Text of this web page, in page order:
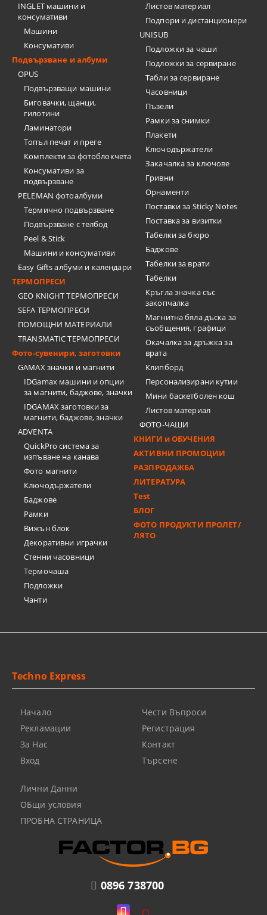
INGLET машини и
консумативи
Машини
Консумативи
Подвързване и албуми
OPUS
Подвързващи машини
Биговачки, щанци,
гилотини
Ламинатори
Топъл печат и преге
Комплекти за фотоблокчета
Консумативи за
подвързване
PELEMAN фотоалбуми
Термично подвързване
Подвързване с телбод
Peel & Stick
Машини и консумативи
Easy Gifts албуми и календари
ТЕРМОПРЕСИ
GEO KNIGHT ТЕРМОПРЕСИ
SEFA ТЕРМОПРЕСИ
ПОМОЩНИ МАТЕРИАЛИ
TRANSMATIC ТЕРМОПРЕСИ
Фото-сувенири, заготовки
GAMAX значки и магнити
IDGamax машини и опции
за магнити, баджове, значки
IDGAMAX заготовки за
магнити, баджове, значки
ADVENTA
QuickPro система за
изпъване на канава
Фото магнити
Ключодържатели
Баджове
Рамки
Вижън блок
Декоративни играчки
Стенни часовници
Термочашa
Подложки
Чанти
Листов материал
Подпори и дистанционери
UNISUB
Подложки за чаши
Подложки за сервиране
Табли за сервиране
Часовници
Пъзели
Рамки за снимки
Плакети
Ключодържатели
Закачалка за ключове
Гривни
Орнаменти
Поставки за Sticky Notes
Поставка за визитки
Tабелки за бюро
Баджове
Табелки за врати
Табелки
Кръгла значка със
закопчалка
Магнитна бяла дъска за
съобщения, графици
Окачалка за дръжка за
врата
Клипборд
Персонализирани кутии
Мини баскетболен кош
Листов материал
ФОТО-ЧАШИ
КНИГИ и ОБУЧЕНИЯ
АКТИВНИ ПРОМОЦИИ
РАЗПРОДАЖБА
ЛИТЕРАТУРА
Test
БЛОГ
ФОТО ПРОДУКТИ ПРОЛЕТ/
ЛЯТО
0896 738700
Techno Express
Начало
Рекламации
За Нас
Вход
Чести Въпроси
Регистрация
Контакт
Търсене
Лични Данни
ОБщи условия
ПРОБНА СТРАНИЦА